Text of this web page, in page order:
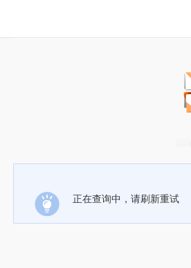
正在查询中，请刷新重试